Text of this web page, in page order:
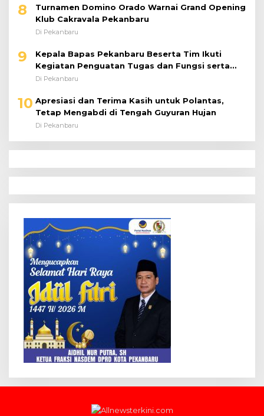
8
Turnamen Domino Orado Warnai Grand Opening
Klub Cakravala Pekanbaru
Di Pekanbaru
9
Kepala Bapas Pekanbaru Beserta Tim Ikuti
Kegiatan Penguatan Tugas dan Fungsi serta
Paparan Penempatan WBP ke Lapas Terbuka
Di Pekanbaru
10 Apresiasi dan Terima Kasih untuk Polantas,
Tetap Mengabdi di Tengah Guyuran Hujan
Di Pekanbaru